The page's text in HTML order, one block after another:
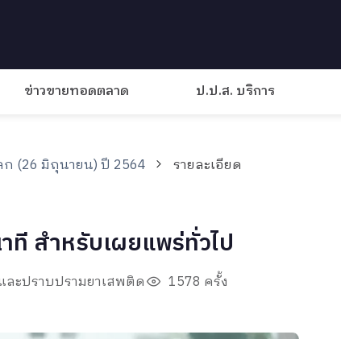
ข่าวขายทอดตลาด ป.ป.ส. บริการ
(26 มิถุนายน) ปี 2564 รายละเอียด
สำหรับเผยแพร่ทั่วไป
ะปราบปรามยาเสพติด 1578 ครั้ง